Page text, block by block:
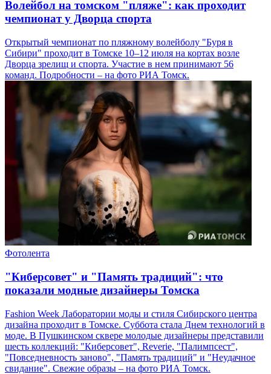
Волейбол на томском "пляже": как проходит
чемпионат у Дворца спорта
Открытый чемпионат по пляжному волейболу "Буря в
Сибири" проходит в Томске 10–12 июля на кортах возле
Дворца зрелищ и спорта. Участие в нем принимают 56
команд. Подробности – на фото РИА Томск.
Фотолента
"Киберсовет" и "Память традиций": что
показали модные дизайнеры Томска
Fashion Week Лаборатории моды и стиля Сибирского центра
дизайна проходит в Томске. Суббота стала Днем технологий в
моде. В Пушкинском сквере молодые дизайнеры представили
шесть коллекций: "Киберсовет", Reverie, "Палимпсест",
"Повседневность заново", "Память традиций" и "Неудачное
свидание". Свежие образы – на фото РИА Томск.